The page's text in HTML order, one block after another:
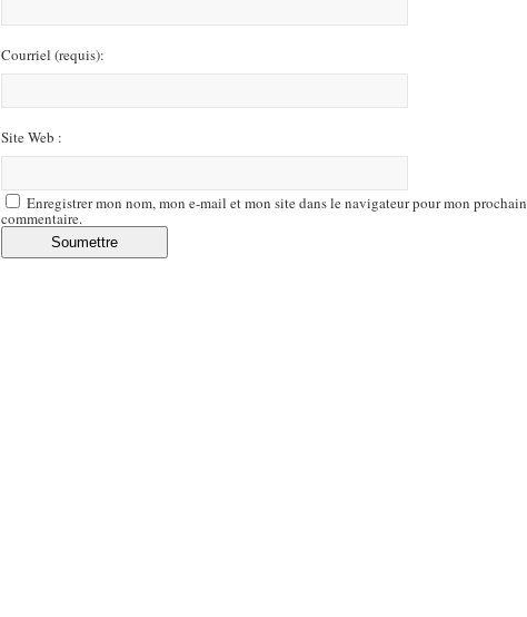
Courriel (requis):
Site Web :
Enregistrer mon nom, mon e-mail et mon site dans le navigateur pour mon prochain
commentaire.